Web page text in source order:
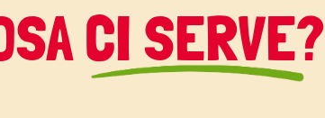
CI SERVE?